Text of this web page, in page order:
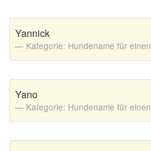
Yannick
Kategorie: Hundename für einen
Yano
Kategorie: Hundename für einen